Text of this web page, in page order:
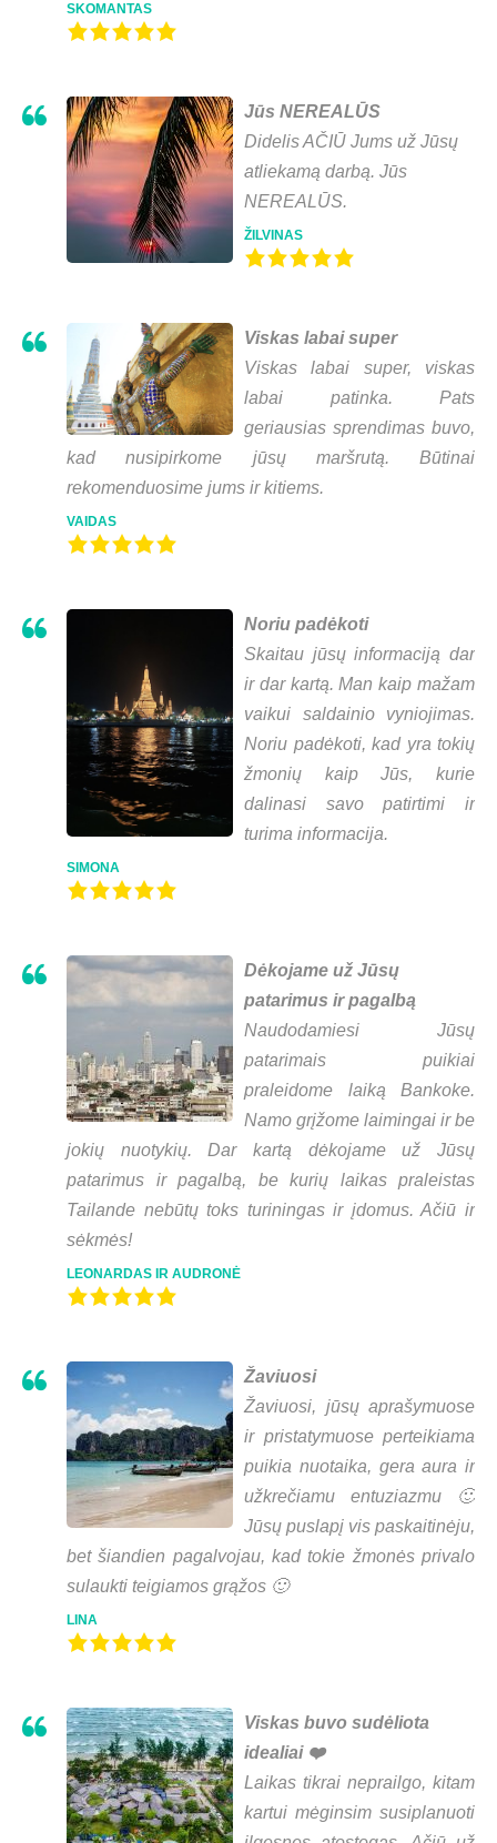
SKOMANTAS
Jūs NEREALŪS
Didelis AČIŪ Jums už Jūsų
atliekamą darbą. Jūs
NEREALŪS.
ŽILVINAS
Viskas labai super
Viskas labai super, viskas
labai patinka. Pats
geriausias sprendimas buvo,
kad nusipirkome jūsų maršrutą. Būtinai
rekomenduosime jums ir kitiems.
VAIDAS
Noriu padėkoti
Skaitau jūsų informaciją dar
ir dar kartą. Man kaip mažam
vaikui saldainio vyniojimas.
Noriu padėkoti, kad yra tokių
žmonių kaip Jūs, kurie
dalinasi savo patirtimi ir
turima informacija.
SIMONA
Dėkojame už Jūsų
patarimus ir pagalbą
Naudodamiesi Jūsų
patarimais puikiai
praleidome laiką Bankoke.
Namo grįžome laimingai ir be
jokių nuotykių. Dar kartą dėkojame už Jūsų
patarimus ir pagalbą, be kurių laikas praleistas
Tailande nebūtų toks turiningas ir įdomus. Ačiū ir
sėkmės!
LEONARDAS IR AUDRONĖ
Žaviuosi
Žaviuosi, jūsų aprašymuose
ir pristatymuose perteikiama
puikia nuotaika, gera aura ir
užkrečiamu entuziazmu 🙂
Jūsų puslapį vis paskaitinėju,
bet šiandien pagalvojau, kad tokie žmonės privalo
sulaukti teigiamos grąžos 🙂
LINA
Viskas buvo sudėliota
idealiai ❤️
Laikas tikrai neprailgo, kitam
kartui mėginsim susiplanuoti